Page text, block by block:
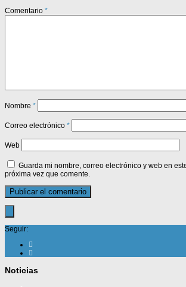
Comentario *
Nombre *
Correo electrónico *
Web
Guarda mi nombre, correo electrónico y web en
próxima vez que comente.
Seguir:
Noticias